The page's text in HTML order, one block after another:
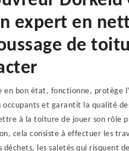
expert en
de
en bon état, fonctionne, protège
occupants et garantit la qualité
à la toiture de jouer son rôle
cela consiste à effectuer les
déchets, les saletés qui risquent